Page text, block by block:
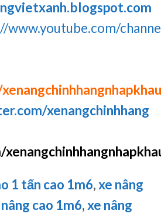
www.youtube.com/
xenangchinhhang
1 tấn cao 1m6,xe nâng
cao 1m6,xe nâng